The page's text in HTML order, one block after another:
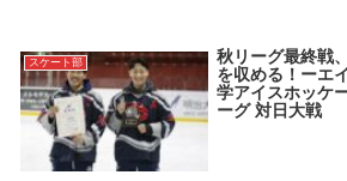
スケート部
秋リーグ最終戦
を収める！ーエ
学アイスホッケ
ーグ 対日大戦